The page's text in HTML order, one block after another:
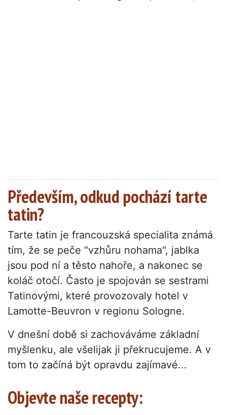
Především, odkud pochází tarte
tatin?
Tarte tatin je francouzská specialita známá
tím, že se peče "vzhůru nohama", jablka
jsou pod ní a těsto nahoře, a nakonec se
koláč otočí. Často je spojován se sestrami
Tatinovými, které provozovaly hotel v
Lamotte-Beuvron v regionu Sologne.
V dnešní době si zachováváme základní
myšlenku, ale všelijak ji překrucujeme. A v
tom to začíná být opravdu zajímavé...
Objevte naše recepty: